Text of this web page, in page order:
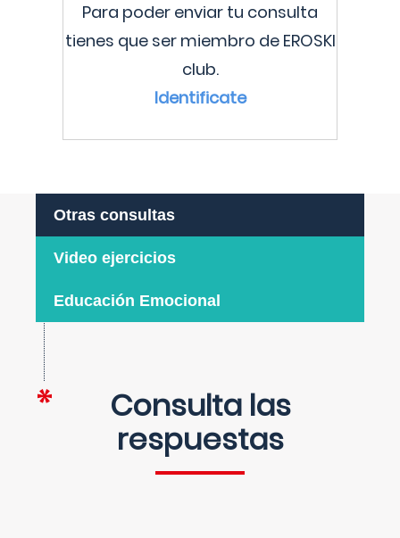
Para poder enviar tu consulta
tienes que ser miembro de EROSKI
club.
Identificate
Otras consultas
Video ejercicios
Educación Emocional
Consulta las
respuestas